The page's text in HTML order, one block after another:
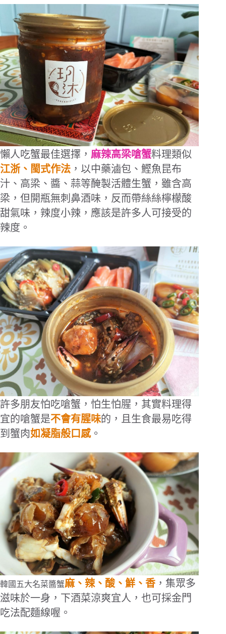
懶人吃蟹最佳選擇， 麻辣高梁嗆蟹料理類似
江浙、閩式作法 ，以中藥滷包、鰹魚昆布
汁、高梁、醬、蒜等醃製活體生蟹，雖含高
梁，但開瓶無刺鼻酒味，反而帶絲絲檸檬酸
甜氣味，辣度小辣，應該是許多人可接受的
辣度。
許多朋友怕吃嗆蟹，怕生怕腥，其實料理得
宜的嗆蟹是不會有腥味的，且生食最易吃得
到蟹肉如凝脂般口感。
韓國五大名菜醬蟹麻、辣、酸、鮮、香 ，集眾多
滋味於一身，下酒菜涼爽宜人，也可採金門
吃法配麵線喔。